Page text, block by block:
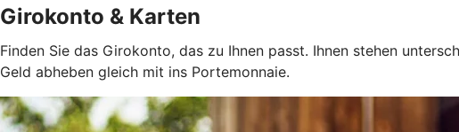
Girokonto & Karten
Finden Sie das Girokonto, das zu Ihnen passt. Ihnen stehen
Geld abheben gleich mit ins Portemonnaie.